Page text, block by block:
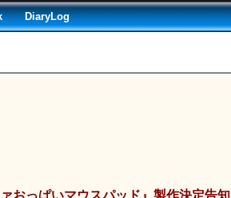
DiaryLog
おっぱいマウスパッド』製作決定告知